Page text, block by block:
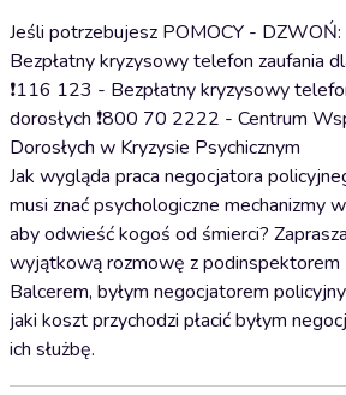
Jeśli potrzebujesz POMOCY - DZWOŃ:
Bezpłatny kryzysowy telefon zaufania
❗️116 123 - Bezpłatny kryzysowy
dorosłych ❗️800 70 2222 - Centrum
Dorosłych w Kryzysie Psychicznym
Jak wygląda praca negocjatora
musi znać psychologiczne mechanizmy
aby odwieść kogoś od śmierci?
wyjątkową rozmowę z podinspektorem
Balcerem, byłym negocjatorem
jaki koszt przychodzi płacić byłym
ich służbę.